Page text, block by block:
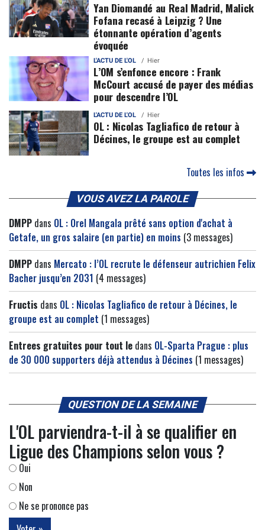
Yan Diomandé au Real Madrid, Malick
Fofana recasé à Leipzig ? Une
étonnante opération d’agents
évoquée
L'ACTU DE L'OL Hier
L’OM s’enfonce encore : Frank
McCourt accusé de payer des médias
pour descendre l’OL
L'ACTU DE L'OL Hier
OL : Nicolas Tagliafico de retour à
Décines, le groupe est au complet
Toutes les infos
VOUS AVEZ LA PAROLE
DMPP dans OL : Orel Mangala prêté sans option d'achat à
Getafe, un gros salaire (en partie) en moins (3 messages)
DMPP dans Mercato : l’OL recrute le défenseur autrichien Felix
Bacher jusqu’en 2031 (4 messages)
Fructis dans OL : Nicolas Tagliafico de retour à Décines, le
groupe est au complet (1 messages)
Entrees gratuites pour tout le dans OL-Sparta Prague : plus
de 30 000 supporters déjà attendus à Décines (1 messages)
QUESTION DE LA SEMAINE
L'OL parviendra-t-il à se qualifier en
Ligue des Champions selon vous ?
Oui
Non
Ne se prononce pas